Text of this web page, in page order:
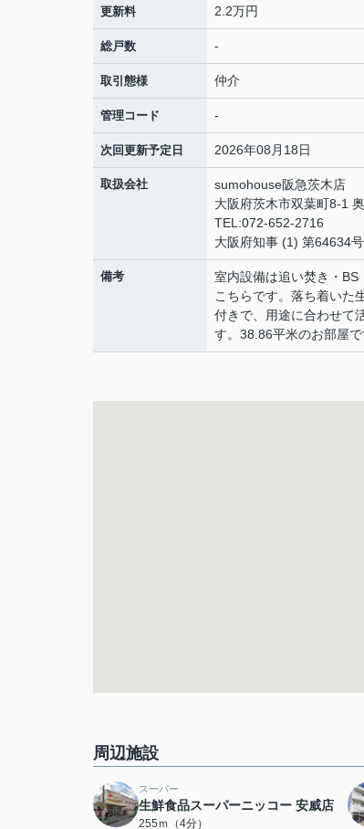
更新料 2.2万円
総戸数 -
取引態様 仲介
管理コード -
次回更新予定日 2026年08月18日
取扱会社
sumohouse阪急茨木店
大阪府茨木市双葉町8-1
TEL:072-652-2716
大阪府知事 (1) 第64634号
備考
室内設備は追い焚き・
こちらです。落ち着いた
付きで、用途に合わせて
す。38.86平米のお部屋で
周辺施設
スーパー
生鮮食品スーパーニッコー 安威店
255ｍ（4分）